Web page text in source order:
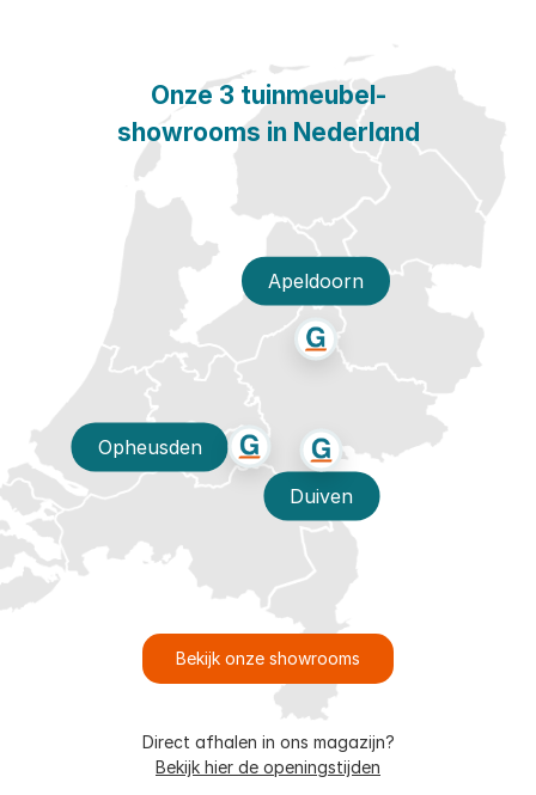
Onze 3 tuinmeubel-
showrooms in Nederland
Apeldoorn
Opheusden
Duiven
Bekijk onze showrooms
Direct afhalen in ons magazijn?
Bekijk hier de openingstijden